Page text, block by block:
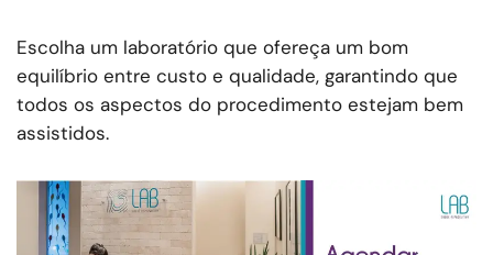
Escolha um laboratório que ofereça um bom
equilíbrio entre custo e qualidade, garantindo que
todos os aspectos do procedimento estejam bem
assistidos.